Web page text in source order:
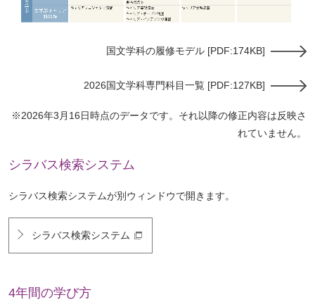
国文学科の履修モデル [PDF:174KB]
2026国文学科専門科目一覧 [PDF:127KB]
※2026年3月16日時点のデータです。それ以降の修正内容は反映さ
れていません。
シラバス検索システム
シラバス検索システムが別ウィンドウで開きます。
シラバス検索システム
4年間の学び方